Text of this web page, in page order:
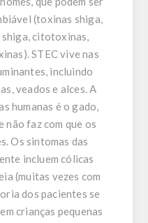
(toxinas shiga,
citotoxinas,
STEC vive nas
incluindo
veados e alces. A
humanas é o gado,
não faz com que os
Os sintomas das
incluem cólicas
(muitas vezes com
dos pacientes se
crianças pequenas